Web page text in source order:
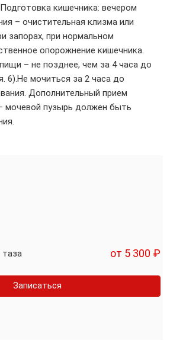
кишечника: вечером
– очистительная клизма или
запорах, при нормальном
опорожнение кишечника.
– не позднее, чем за 4 часа до
6).Не мочиться за 2 часа до
Дополнительный прием
мочевой пузырь должен быть
от 5 300 ₽
Записаться